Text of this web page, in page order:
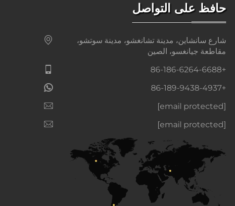
حافظ على التواصل
شارع سانشاين، مدينة تشانغشو، مدينة سوتشو،
مقاطعة جيانغسو، الصين
+86-186-6264-6688
+86-189-9438-4937
[email protected]
[email protected]